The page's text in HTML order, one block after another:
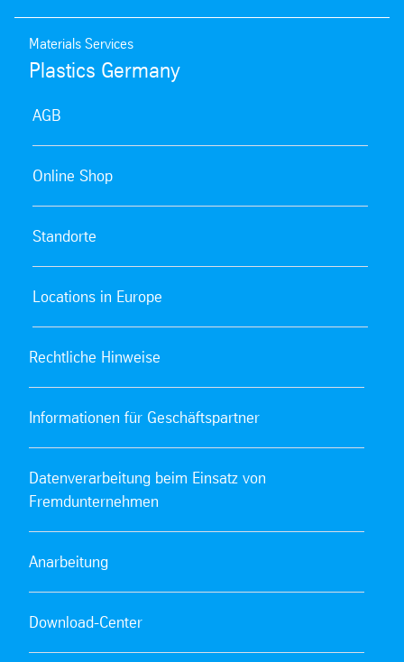
Materials Services
Plastics Germany
AGB
Online Shop
Standorte
Locations in Europe
Rechtliche Hinweise
Informationen für Geschäftspartner
Datenverarbeitung beim Einsatz von
Fremdunternehmen
Anarbeitung
Download-Center